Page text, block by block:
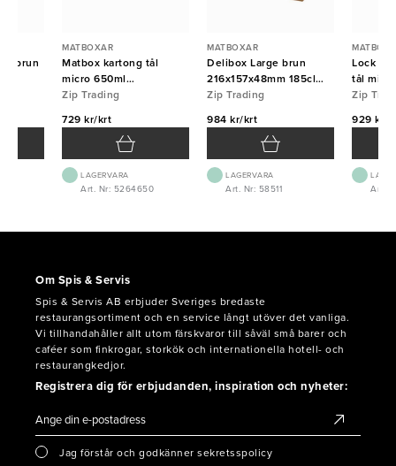
brun
MATBOXAR
Matbox kartong tål
micro 650ml
172x120x50mm 300st
Zip Trading
729 kr/krt
LAGERVARA
Art. Nr: 5264650
MATBOXAR
Delibox Large brun
216x157x48mm 185cl
200st
Zip Trading
984 kr/krt
LAGERVARA
Art. Nr: 58511
Lock
tål
300st
Zip
929 kr/
Art.
Om Spis & Servis
Spis & Servis AB erbjuder Sveriges bredaste
restaurangsortiment och en service långt utöver det vanliga.
Vi tillhandahåller allt utom färskvaror till såväl små barer och
caféer som finkrogar, storkök och internationella hotell- och
restaurangkedjor.
Registrera dig för erbjudanden, inspiration och nyheter:
Jag förstår och godkänner sekretsspolicy